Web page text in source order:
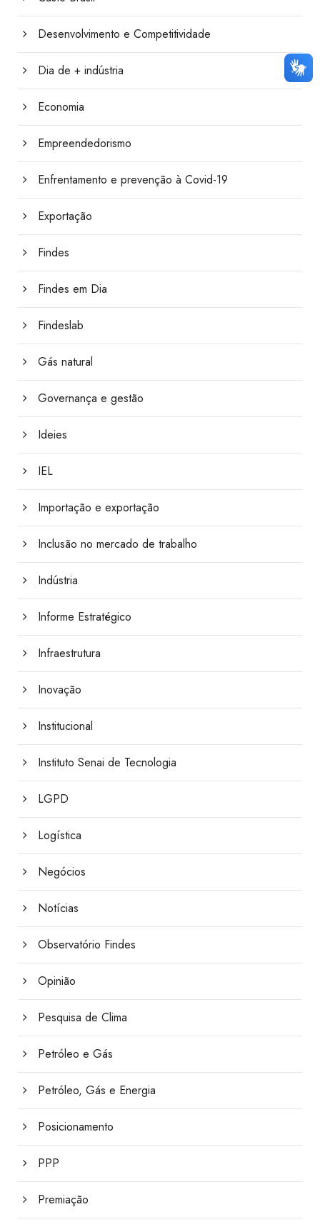
Desenvolvimento e Competitividade
Dia de + indústria
Economia
Empreendedorismo
Enfrentamento e prevenção à Covid-19
Exportação
Findes
Findes em Dia
Findeslab
Gás natural
Governança e gestão
Ideies
IEL
Importação e exportação
Inclusão no mercado de trabalho
Indústria
Informe Estratégico
Infraestrutura
Inovação
Institucional
Instituto Senai de Tecnologia
LGPD
Logística
Negócios
Notícias
Observatório Findes
Opinião
Pesquisa de Clima
Petróleo e Gás
Petróleo, Gás e Energia
Posicionamento
PPP
Premiação